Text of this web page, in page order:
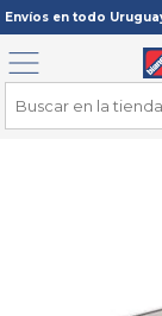
Envíos en todo
Menú